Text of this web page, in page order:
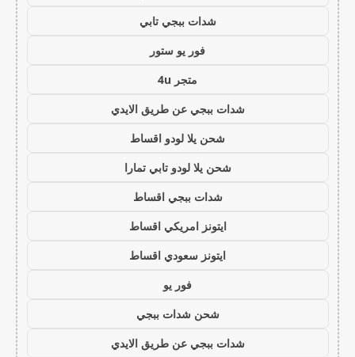
شدات ببجي تابي
فور يو ستور
متجر 4u
شدات ببجي عن طريق الايدي
شحن يلا لودو اقساط
شحن يلا لودو تابي تمارا
شدات ببجي اقساط
ايتونز امريكي اقساط
ايتونز سعودي اقساط
فور يو
شحن شدات ببجي
شدات ببجي عن طريق الايدي